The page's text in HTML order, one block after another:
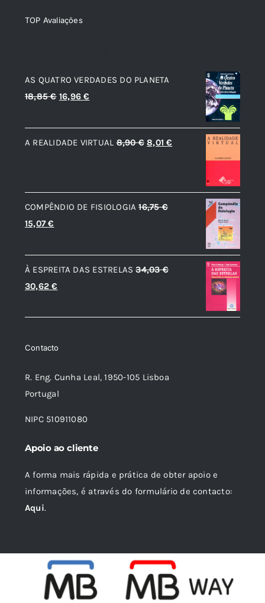
TOP Avaliações
AS QUATRO VERDADES DO PLANETA
18,85€ O
original
era:
16,96€
atual
é:
A REALIDADE VIRTUAL 8,90€ O
era:
8,90 €.
8,01€
é:
COMPÊNDIO DE FISIOLOGIA 16,75€
O
original
era:
16,75 €.
15,07€
atual
é:
15,07 €.
À ESPREITA DAS ESTRELAS 34,03€
O
original
34,03 €.
30,62€
atual
30,62 €.
Contacto
R. Eng. Cunha Leal, 1950-105 Lisboa
Portugal
NIPC 510911080
Apoio ao cliente
A forma mais rápida e prática de obter apoio e
informações, é através do formulário de contacto:
Aqui.